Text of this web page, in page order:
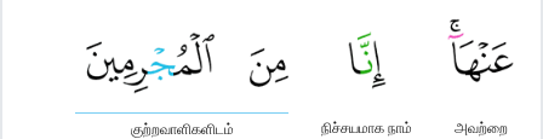
அவற்றை
நிச்சயமாக நாம்
குற்றவாளிகளிடம்